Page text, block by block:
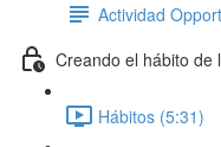
Actividad
Creando el hábito de
Hábitos (5:31)